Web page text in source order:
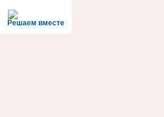
Решаем вместе